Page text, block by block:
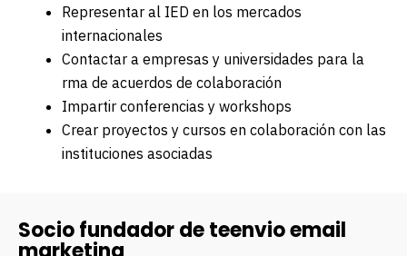
Representar al IED en los mercados
internacionales
Contactar a empresas y universidades para la
firma de acuerdos de colaboración
Impartir conferencias y workshops
Crear proyectos y cursos en colaboración con las
instituciones asociadas
Socio fundador de teenvio email